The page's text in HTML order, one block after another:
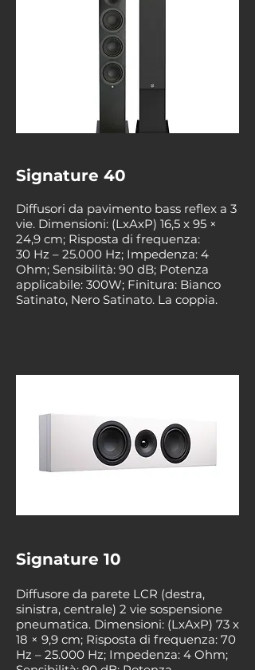
Signature 40
Diffusori da pavimento bass reflex a 3
vie. Dimensioni: (LxAxP) 16,5 x 95 ×
24,9 cm; Risposta di frequenza:
30 Hz – 25.000 Hz; Impedenza: 4
Ohm; Sensibilità: 90 dB; Potenza
applicabile: 300W; Finitura: Bianco
Satinato, Nero Satinato. La coppia.
Signature 10
Diffusore da parete LCR (destra,
sinistra, centrale) 2 vie sospensione
pneumatica. Dimensioni: (LxAxP) 73 x
18 × 9,9 cm; Risposta di frequenza: 70
Hz – 25.000 Hz; Impedenza: 4 Ohm;